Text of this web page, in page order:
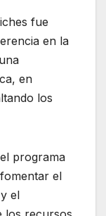
fue
en la
en
los
programa
el
el